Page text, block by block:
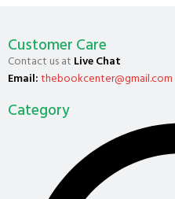
Customer Care
Contact us at Live Chat
Email:thebookcenter@gmail.com
Category